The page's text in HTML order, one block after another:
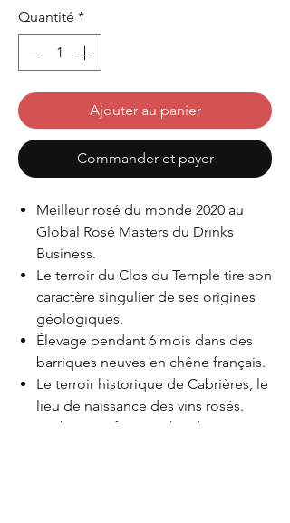
Quantité *
Ajouter au panier
Commander et payer
Meilleur rosé du monde 2020 au
Global Rosé Masters du Drinks
Business.
Le terroir du Clos du Temple tire son
caractère singulier de ses origines
géologiques.
Élevage pendant 6 mois dans des
barriques neuves en chêne français.
Le terroir historique de Cabrières, le
lieu de naissance des vins rosés.
Vin bio certifié AB & biodynamie